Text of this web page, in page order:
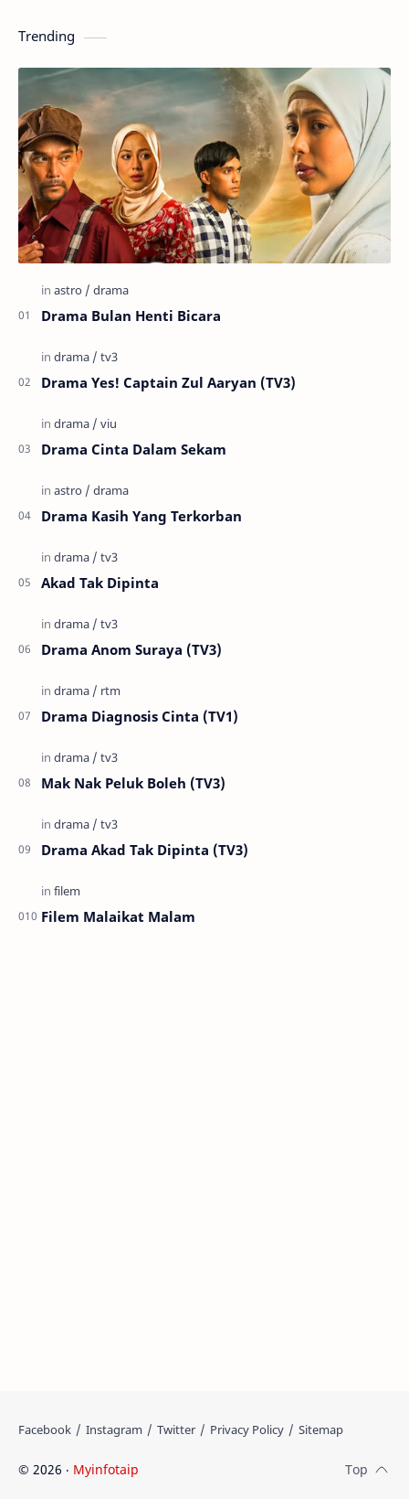
Trending
Drama Bulan Henti Bicara
Drama Yes! Captain Zul Aaryan (TV3)
Drama Cinta Dalam Sekam
Drama Kasih Yang Terkorban
Akad Tak Dipinta
Drama Anom Suraya (TV3)
Drama Diagnosis Cinta (TV1)
Mak Nak Peluk Boleh (TV3)
Drama Akad Tak Dipinta (TV3)
Filem Malaikat Malam
© 2026 ‧ Myinfotaip